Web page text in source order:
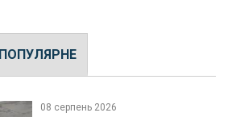
ПОПУЛЯРНЕ
08 серпень 2026